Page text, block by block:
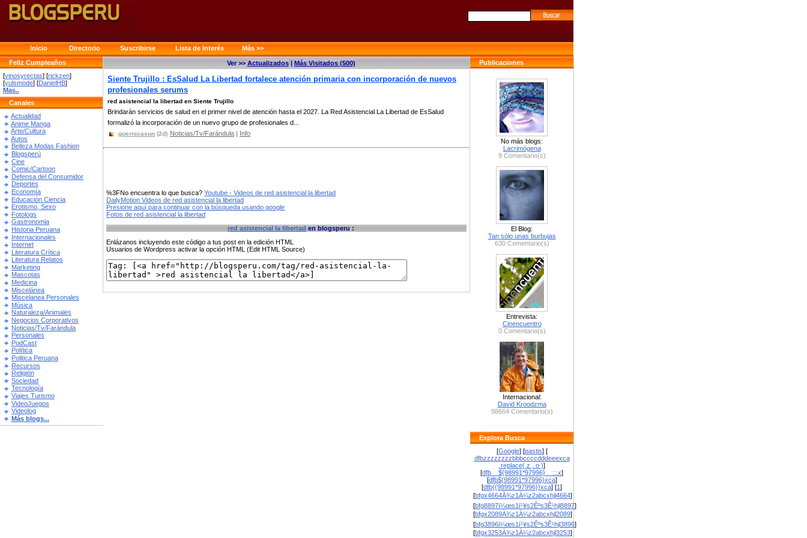
Inicio Directorio Suscribirse Lista de Interés
Más >>
Feliz Cumpleaños
[vinosyrectas] [rickzen]
[yulsmode] [DanielHB]
Mas..
Canales
Actualidad
Anime Manga
Arte/Cultura
Autos
Belleza Modas Fashion
Blogsperú
Cine
Comic/Cartoon
Defensa del Consumidor
Deportes
Economía
Educación Ciencia
Erotismo, Sexo
Fotologs
Gastronomia
Historia Peruana
Internacionales
Internet
Literatura Crítica
Literatura Relatos
Marketing
Mascotas
Medicina
Miscelánea
Miscelanea Personales
Música
Naturaleza/Animales
Negocios Corporativos
Noticias/Tv/Farándula
Personales
PodCast
Política
Politica Peruana
Recursos
Religión
Sociedad
Tecnología
Viajes Turismo
VideoJuegos
Videolog
Más blogs...
Publicaciones
No más blogs:
Lacrimógena
9 Comentario(s)
El Blog:
Tan sólo unas burbujas
630 Comentario(s)
Entrevista:
Cinencuentro
0 Comentario(s)
Internacional:
David Kroodzma
98664 Comentario(s)
Explora Busca
[Google] [pastis] [
dfbzzzzzzzzbbbccccdddeeexca
.replace( z , o )]
[dfb__${98991*97996}__::.x]
[dfb${98991*97996}xca]
[dfb{{98991*97996}}xca] [1]
[bfgx4664À¾z1À¼z2abcxhjl4664]
[bfg8897ï¼œs1ï¹¥s2Êºs3Ê¹hjl8897]
[bfgx2089À¾z1À¼z2abcxhjl2089]
[bfg3896ï¼œs1ï¹¥s2Êºs3Ê¹hjl3896]
[bfgx3253À¾z1À¼z2abcxhjl3253]
Ver >> Actualizados| Más Visitados (500)
Siente Trujillo : EsSalud La Libertad fortalece atención primaria con incorporación de nuevos
profesionales serums
red asistencial la libertad en Siente Trujillo
Brindarán servicios de salud en el primer nivel de atención hasta el 2027. La Red Asistencial La Libertad de EsSalud
formalizó la incorporación de un nuevo grupo de profesionales d...
guernicasun (2d) Noticias/Tv/Farándula | Info
%3FNo encuentra lo que busca? Youtube - Videos de red asistencial la libertad
DailyMotion Videos de red asistencial la libertad
Presione aquí para continuar con la búsqueda usando google
Fotos de red asistencial la libertad
red asistencial la libertad en blogsperu :
Enlázanos incluyendo este código a tus post en la edición HTML
Usuarios de Wordpress activar la opción HTML (Edit HTML Source)